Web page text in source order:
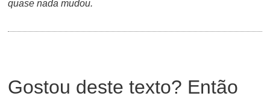
quase nada mudou.
Gostou deste texto? Então